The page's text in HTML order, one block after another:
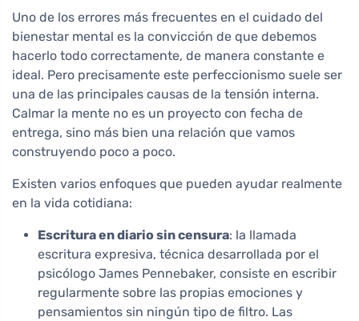
Uno de los errores más frecuentes en el cuidado del
bienestar mental es la convicción de que debemos
hacerlo todo correctamente, de manera constante e
ideal. Pero precisamente este perfeccionismo suele ser
una de las principales causas de la tensión interna.
Calmar la mente no es un proyecto con fecha de
entrega, sino más bien una relación que vamos
construyendo poco a poco.
Existen varios enfoques que pueden ayudar realmente
en la vida cotidiana:
Escritura en diario sin censura: la llamada
escritura expresiva, técnica desarrollada por el
psicólogo James Pennebaker, consiste en escribir
regularmente sobre las propias emociones y
pensamientos sin ningún tipo de filtro. Las